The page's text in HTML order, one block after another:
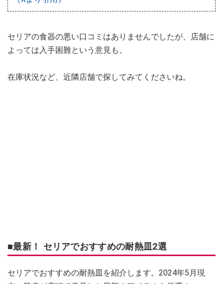
セリアの食器の悪い口コミはありませんでしたが、店舗に
よっては入手困難という意見も。
在庫状況など、近隣店舗で探してみてくださいね。
■最新！ セリアでおすすめの耐熱皿2選
セリアでおすすめの耐熱皿を紹介します。2024年5月現